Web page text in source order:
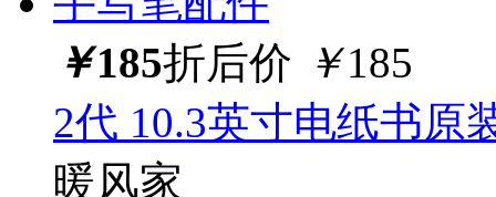
￥185折后价 ￥185
2代 10.3英寸电纸书原
暖风家